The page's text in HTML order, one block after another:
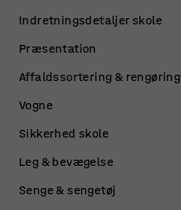
Indretningsdetaljer skole
Præsentation
Affaldssortering & rengøring
Vogne
Sikkerhed skole
Leg & bevægelse
Senge & sengetøj